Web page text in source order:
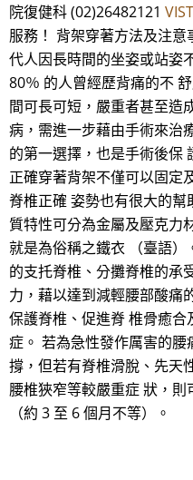
院復健科 (02)26482121
服務！ 背架穿著方法及注
代人因長時間的坐姿或站姿
80％ 的人曾經歷背痛的不
間可長可短，嚴重者甚至造
病，需進一步藉由手術來治
的第一選擇，也是手術後保
正確穿著背架不僅可以固定
脊椎正確 姿勢也有很大的
質特性可分為金屬及壓克力
就是為俗稱之鐵衣 （臺語
的支托脊椎、分攤脊椎的承
力，藉以達到減輕腰部酸痛
保護脊椎、促進脊 椎骨癒
症。 若為急性發作厲害的
撐，但若有脊椎滑脫、先天
腰椎狹窄等較嚴重症 狀，
（約 3 至 6 個月不等）。